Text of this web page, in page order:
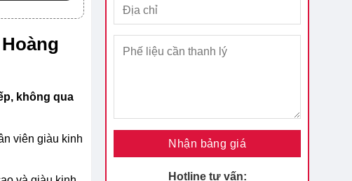
không qua
viên giàu kinh
Hotline tư vấn: